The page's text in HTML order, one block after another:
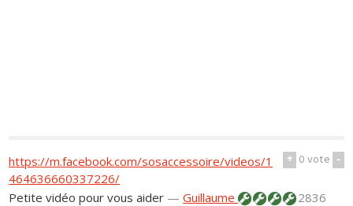
+ 0vote -
https://m.facebook.com/sosaccessoire/videos/1
464636660337226/
Petite vidéo pour vous aider —Guillaume
2836